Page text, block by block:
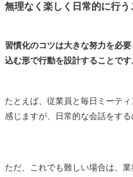
無理なく楽しく日常的に行う
習慣化のコツは大きな努力を必
込む形で行動を設計することです
たとえば、従業員と毎日ミーテ
感じますが、日常的な会話をす
ただ、これでも難しい場合は、